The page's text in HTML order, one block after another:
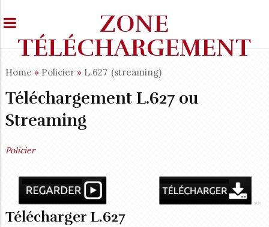
ZONE
TÉLÉCHARGEMENT
Home » Policier » L.627 (streaming)
Téléchargement L.627 ou
Streaming
Policier
Télécharger L.627